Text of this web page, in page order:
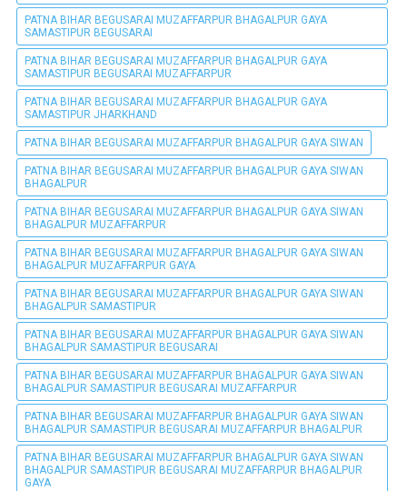
PATNA BIHAR BEGUSARAI MUZAFFARPUR BHAGALPUR GAYA
SAMASTIPUR BEGUSARAI
PATNA BIHAR BEGUSARAI MUZAFFARPUR BHAGALPUR GAYA
SAMASTIPUR BEGUSARAI MUZAFFARPUR
PATNA BIHAR BEGUSARAI MUZAFFARPUR BHAGALPUR GAYA
SAMASTIPUR JHARKHAND
PATNA BIHAR BEGUSARAI MUZAFFARPUR BHAGALPUR GAYA SIWAN
PATNA BIHAR BEGUSARAI MUZAFFARPUR BHAGALPUR GAYA SIWAN
BHAGALPUR
PATNA BIHAR BEGUSARAI MUZAFFARPUR BHAGALPUR GAYA SIWAN
BHAGALPUR MUZAFFARPUR
PATNA BIHAR BEGUSARAI MUZAFFARPUR BHAGALPUR GAYA SIWAN
BHAGALPUR MUZAFFARPUR GAYA
PATNA BIHAR BEGUSARAI MUZAFFARPUR BHAGALPUR GAYA SIWAN
BHAGALPUR SAMASTIPUR
PATNA BIHAR BEGUSARAI MUZAFFARPUR BHAGALPUR GAYA SIWAN
BHAGALPUR SAMASTIPUR BEGUSARAI
PATNA BIHAR BEGUSARAI MUZAFFARPUR BHAGALPUR GAYA SIWAN
BHAGALPUR SAMASTIPUR BEGUSARAI MUZAFFARPUR
PATNA BIHAR BEGUSARAI MUZAFFARPUR BHAGALPUR GAYA SIWAN
BHAGALPUR SAMASTIPUR BEGUSARAI MUZAFFARPUR BHAGALPUR
PATNA BIHAR BEGUSARAI MUZAFFARPUR BHAGALPUR GAYA SIWAN
BHAGALPUR SAMASTIPUR BEGUSARAI MUZAFFARPUR BHAGALPUR
GAYA